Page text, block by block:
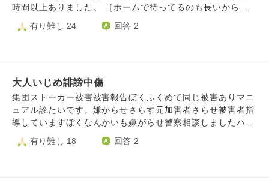
定です。祭り嫌がらせや学校イジメや地域住民ストーカーや
象嫌がらせや顔認証やふくし嫌がらせや塾講師ストーカーや
と有ります。加害者ネットワークつなかっていて無断僕こと
個人不正共有サレテイル事実ですこのネットワーク防犯ネッ
トワーク＝公安共有者ネットワーク不正無断共有されていま
す。訪問看護矢計画相談員やグループホーム嫌がらせ受けま
す。トラック反対車線頻繁すれ違いユーチューブ載っていま
時間以上ありました。 ［ホームで待ってるのも長いから駅
直結の商業施設で各々時間つぶそう］ 10分前に改札口で待
ち合わせとなりました。 私は二人と一緒に店舗見て歩いて
はまだ少し見たくて一人で見て歩きました。 女性が無言で
歩いて来てすれ違う前に［ダッサァ！］と口汚く言われまし
た。 私は知らない人から［ダサァ！］［ダッサ！］とよく
言われてしまうんです。 女性を無視して別の売り場を見ま
ブルの盤面の奥に小さな棚が置いてあって小物を並べて展示
有り難し 24 回答 2
大人いじめ誹謗中傷
集団ストーカー被害被害報告ぼくふくめて同じ被害ありマニ
ュアル診たいです。嫌がらせさらす元加害者さらせ被害者指
導していますぼくなんかいも嫌がらせ警察相談しましたハム
嫌がらせ集団ストーカーバイトジェスチャー父親や母おや計
画相談員や訪問看護やディケアや利用している福祉やディケ
有り難し 18 回答 2